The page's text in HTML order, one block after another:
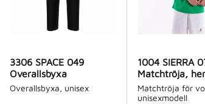
3306 SPACE 049
Overallsbyxa
Overallsbyxa, unisex
1004 SIERRA
Matchtröja,
Matchtröja för
unisexmodell